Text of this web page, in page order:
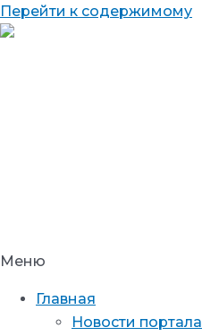
Перейти к содержимому
Меню
Главная
Новости портала